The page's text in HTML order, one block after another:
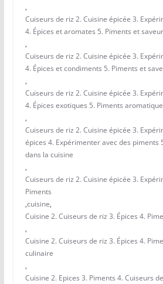
,
Cuiseurs de riz 2. Cuisine épicée 3.
4. Épices et aromates 5. Piments et
,
Cuiseurs de riz 2. Cuisine épicée 3.
4. Épices et condiments 5. Piments et
,
Cuiseurs de riz 2. Cuisine épicée 3.
4. Épices exotiques 5. Piments
,
Cuiseurs de riz 2. Cuisine épicée 3.
épices 4. Expérimenter avec des piments
dans la cuisine
,
Cuiseurs de riz 2. Cuisine épicée 3.
Piments
,cuisine,
Cuisine 2. Cuiseurs de riz 3. Épices 4.
,
Cuisine 2. Cuiseurs de riz 3. Épices 4.
culinaire
,
Cuisine 2. Epices 3. Piments 4. Cuiseurs